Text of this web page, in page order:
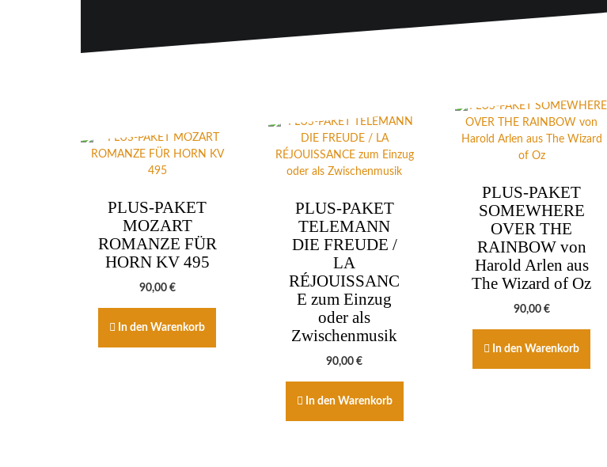
PLUS-PAKET
MOZART
ROMANZE FÜR
HORN KV 495
90,00 €
In den Warenkorb
PLUS-PAKET
TELEMANN
DIE FREUDE /
LA
RÉJOUISSANC
E zum Einzug
oder als
Zwischenmusik
90,00€
In den Warenkorb
PLUS-PAKET
SOMEWHERE
OVER THE
RAINBOW von
Harold Arlen aus
The Wizard of Oz
90,00 €
In den Warenkorb